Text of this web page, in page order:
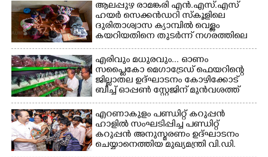
ആലപ്പുഴ രാമങ്കരി എൻ.എസ്.എസ്
ഹയർ സെക്കൻഡറി സ്കൂളിലെ
ദുരിതാശ്വാസ ക്യാമ്പിൽ വെള്ളം
കയറിയതിനെ തുടർന്ന് നഗരത്തിലെ
തിരുവമ്പാടി ഹയർ സെക്കൻഡറി
സ്കൂളിലെ ക്യാമ്പിലെത്തിയ കുട്ടികൾ
കളികളിലേർപ്പെട്ടപ്പോൾ
എരിവും മധുരവും... ഓണം
സപ്ലൈകോ മെഗാട്രേഡ് ഫെയറിന്റെ
ജില്ലാതല ഉദ്ഘാടനം കോഴിക്കോട്
ബീച്ച് ഓപ്പണ്‍ സ്റ്റേജിന് മുന്‍വശത്ത്
നിര്‍വഹിച്ച ശേഷം മന്ത്രി
പി.കെ.കുഞ്ഞാലിക്കുട്ടി സ്റ്റാളുകള്‍
സന്ദര്‍ശിക്കുന്നു..
എറണാകുളം പണ്ഡിറ്റ് കറുപ്പൻ
ഹാളിൽ സംഘടിപ്പിച്ച പണ്ഡിറ്റ്
കറുപ്പൻ അനുസ്മരണം ഉദ്ഘാടനം
ചെയ്യാനെത്തിയ മുഖ്യമന്ത്രി വി.ഡി.